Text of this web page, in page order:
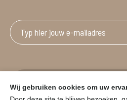
vanaf minimum 2
Wij gebruiken cookies om uw